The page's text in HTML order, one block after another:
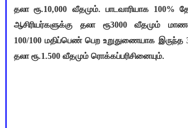
தலா ரூ.10,000 வீதமும். பாடவாரியாக 100%
ஆசிரியர்களுக்கு தலா ரூ3000 வீதமும்
100/100 மதிப்பெண் பெற உறுதுணையாக இருந்த
தலா ரூ.1.500 வீதமும் ரொக்கப்பரிசினையும்.